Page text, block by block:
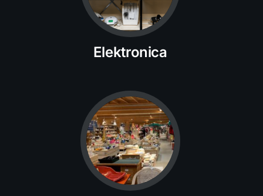
Elektronica